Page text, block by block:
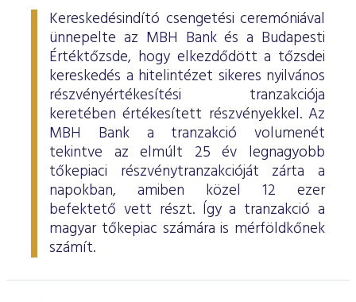
Kereskedésindító csengetési ceremóniával
ünnepelte az MBH Bank és a Budapesti
Értéktőzsde, hogy elkezdődött a tőzsdei
kereskedés a hitelintézet sikeres nyilvános
részvényértékesítési tranzakciója
keretében értékesített részvényekkel. Az
MBH Bank a tranzakció volumenét
tekintve az elmúlt 25 év legnagyobb
tőkepiaci részvénytranzakcióját zárta a
napokban, amiben közel 12 ezer
befektető vett részt. Így a tranzakció a
magyar tőkepiac számára is mérföldkőnek
számít.